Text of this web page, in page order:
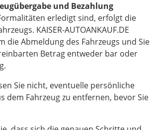
und Bezahlung
erledigt sind, erfolgt die
KAISER-AUTOANKAUF.DE
die Abmeldung des Fahrzeugs und Sie
Betrag entweder bar oder
Sie nicht, eventuelle persönliche
dem Fahrzeug zu entfernen, bevor Sie